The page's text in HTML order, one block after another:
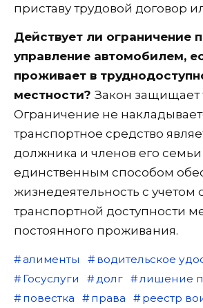
приставу трудовой договор
Действует ли ограничение
управление автомобилем,
проживает в
местности? Закон защищает
Ограничение не
транспортное средство
должника и членов его семьи
единственным способом
жизнедеятельность с учетом
транспортной доступности
постоянного проживания.
алименты
водительское
Госуслуги
долг
лишение
повестка
права
реестр